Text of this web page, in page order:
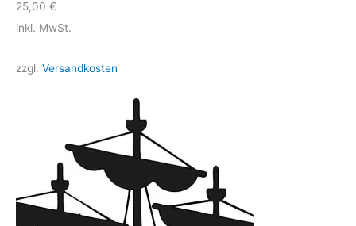
25,00 €
inkl. MwSt.
zzgl. Versandkosten